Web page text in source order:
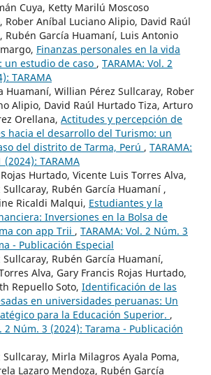
Cuya, Ketty Marilú Moscoso
Rober Aníbal Luciano Alipio, David Raúl
Rubén García Huamaní, Luis Antonio
Finanzas personales en la vida
un estudio de caso , TARAMA: Vol. 2
TARAMA
Huamaní, Willian Pérez Sullcaray, Rober
Alipio, David Raúl Hurtado Tiza, Arturo
Orellana, Actitudes y percepción de
hacia el desarrollo del Turismo: un
del distrito de Tarma, Perú , TARAMA:
TARAMA
Hurtado, Vicente Luis Torres Alva,
Rubén García Huamaní ,
Ricaldi Malqui, Estudiantes y la
Inversiones en la Bolsa de
con app Trii , TARAMA: Vol. 2 Núm. 3
- Publicación Especial
Rubén García Huamaní,
Alva, Gary Francis Rojas Hurtado,
Repuello Soto, Identificación de las
en universidades peruanas: Un
para la Educación Superior. ,
2 Núm. 3 (2024): Tarama - Publicación
Sullcaray, Mirla Milagros Ayala Poma,
Lazaro Mendoza, Rubén García